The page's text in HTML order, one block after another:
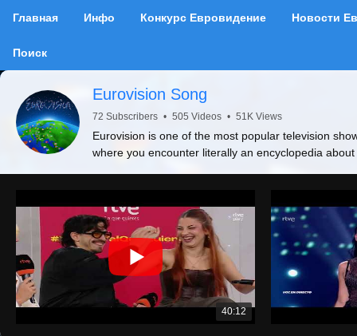
Главная Инфо Конкурс Евровидение Новости
Поиск
Eurovision Song
72 Subscribers • 505 Videos • 51K Views
Eurovision is one of the most popular television
where you encounter literally an encyclopedia
40:12